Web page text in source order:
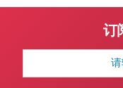
订
电
邮